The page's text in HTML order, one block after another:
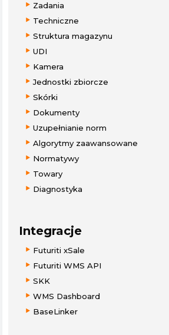
Zadania
Techniczne
Struktura magazynu
UDI
Kamera
Jednostki zbiorcze
Skórki
Dokumenty
Uzupełnianie norm
Algorytmy zaawansowane
Normatywy
Towary
Diagnostyka
Integracje
Futuriti xSale
Futuriti WMS API
SKK
WMS Dashboard
BaseLinker